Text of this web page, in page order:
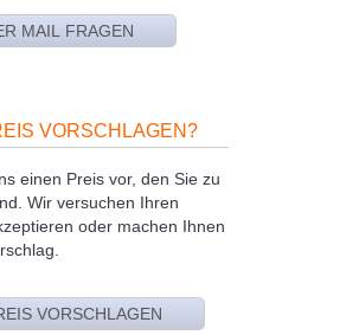
VORSCHLAGEN?
einen Preis vor, den Sie zu
Wir versuchen Ihren
oder machen Ihnen